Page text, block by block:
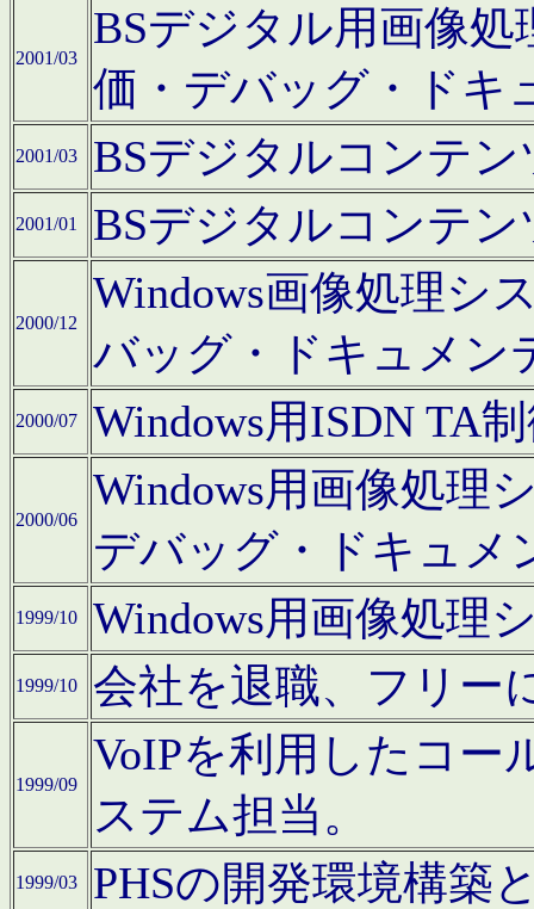
2001/03
BSデジタル用画像
価・デバッグ・ドキ
2001/03 BSデジタルコンテ
2001/01 BSデジタルコンテ
2000/12
Windows画像処理シ
バッグ・ドキュメン
2000/07 Windows用ISDN TA
2000/06
Windows用画像処理
デバッグ・ドキュメ
1999/10 Windows用画像処理
1999/10 会社を退職、フリー
1999/09
VoIPを利用したコー
ステム担当。
1999/03 PHSの開発環境構築